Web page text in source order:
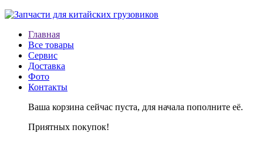
Главная
Все товары
Сервис
Доставка
Фото
Контакты
Ваша корзина сейчас пуста, для начала пополните её.
Приятных покупок!